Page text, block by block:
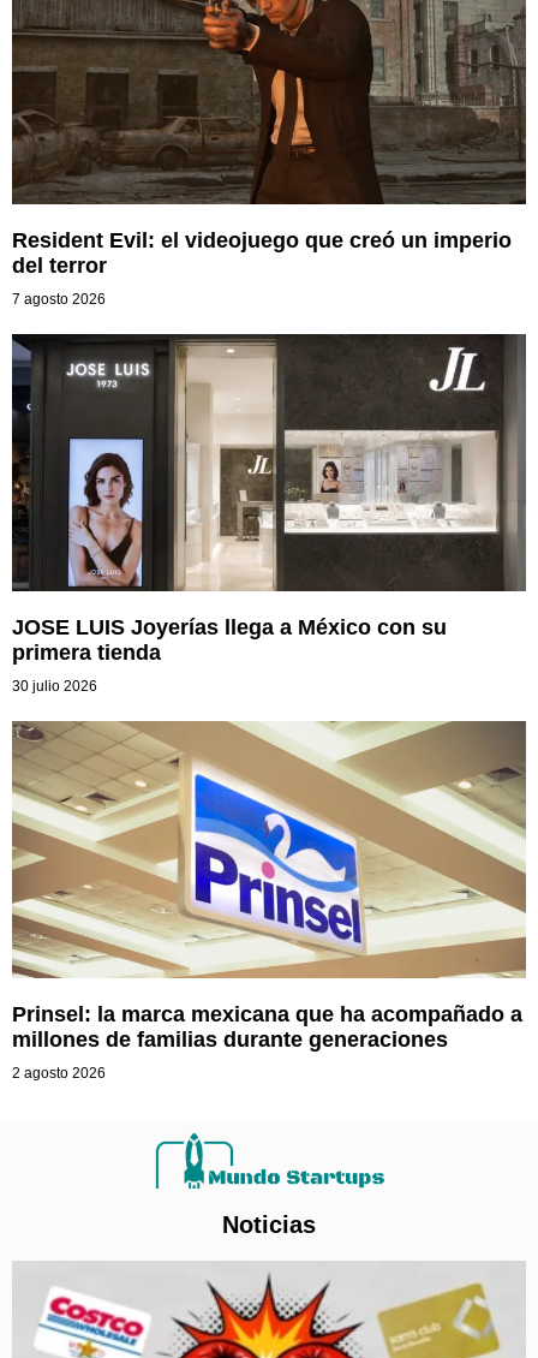
Resident Evil: el videojuego que creó un imperio
del terror
7 agosto 2026
JOSE LUIS Joyerías llega a México con su
primera tienda
30 julio 2026
Prinsel: la marca mexicana que ha acompañado a
millones de familias durante generaciones
2 agosto 2026
Noticias